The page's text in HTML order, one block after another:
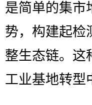
是简单的集市
势，构建起检
整生态链。这
工业基地转型